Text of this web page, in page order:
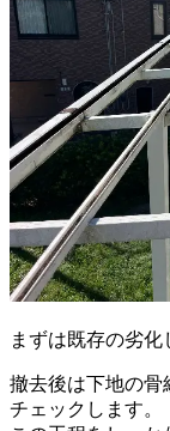
まずは既存の劣化
撤去後は下地の骨
チェックします。